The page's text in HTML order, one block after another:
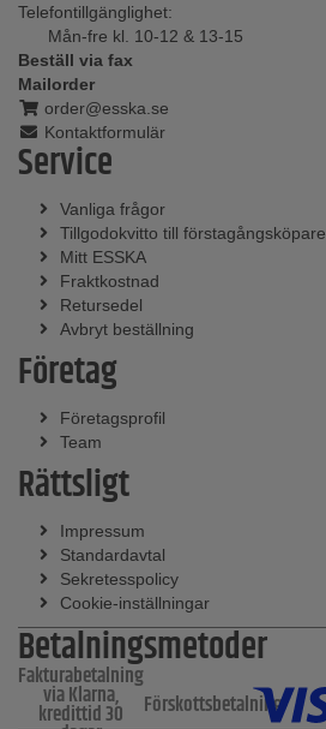
Telefontillgänglighet:
Mån-fre kl. 10-12 & 13-15
Beställ via fax
Mailorder
order@esska.se
Kontaktformulär
Service
Vanliga frågor
Tillgodokvitto till förstagångsköpare
Mitt ESSKA
Fraktkostnad
Retursedel
Avbryt beställning
Företag
Företagsprofil
Team
Rättsligt
Impressum
Standardavtal
Sekretesspolicy
Cookie-inställningar
Betalningsmetoder
Fakturabetalning
via Klarna,
kredittid 30 Förskottsbetalning